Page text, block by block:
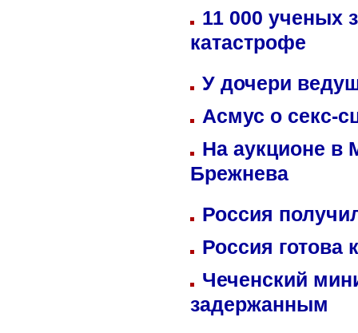
11 000 ученых
катастрофе
У дочери
Асмус о секс-
На аукционе в
Брежнева
Россия
Россия готова
Чеченский
задержанным